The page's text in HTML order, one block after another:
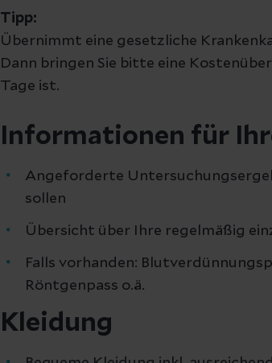
Tipp:
Übernimmt eine gesetzliche
Dann bringen Sie bitte eine
Tage ist.
Informationen für
Angeforderte
sollen
Übersicht über Ihre regelmäßig
Falls vorhanden:
Röntgenpass o.ä.
Kleidung